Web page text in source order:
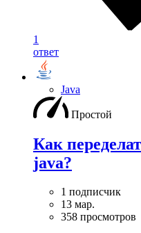
1
ответ
Java
Простой
Как
java?
1 подписчик
13 мар.
358 просмотров